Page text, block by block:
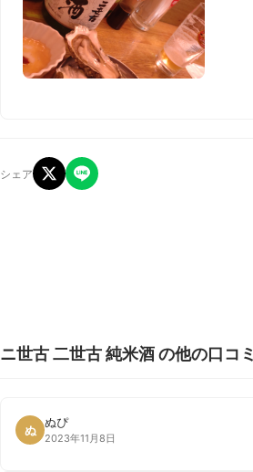
シェア
ニ世古 二世古 純米酒 の他の口コミ
ぬ
ぬぴ
2023年11月8日